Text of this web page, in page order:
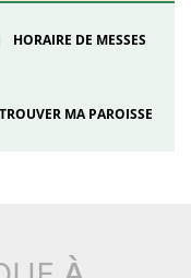
HORAIRE DE MESSES
TROUVER MA PAROISSE